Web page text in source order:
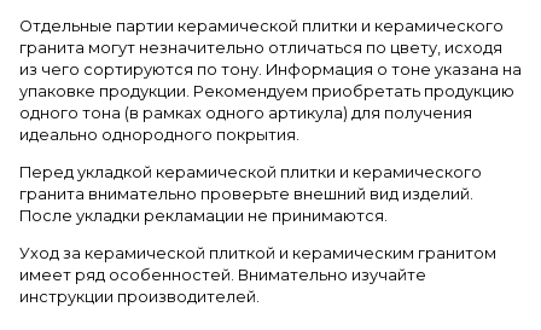
Отдельные партии керамической плитки и керамического
гранита могут незначительно отличаться по цвету, исходя
из чего сортируются по тону. Информация о тоне указана на
упаковке продукции. Рекомендуем приобретать продукцию
одного тона (в рамках одного артикула) для получения
идеально однородного покрытия.
Перед укладкой керамической плитки и керамического
гранита внимательно проверьте внешний вид изделий.
После укладки рекламации не принимаются.
Уход за керамической плиткой и керамическим гранитом
имеет ряд особенностей. Внимательно изучайте
инструкции производителей.